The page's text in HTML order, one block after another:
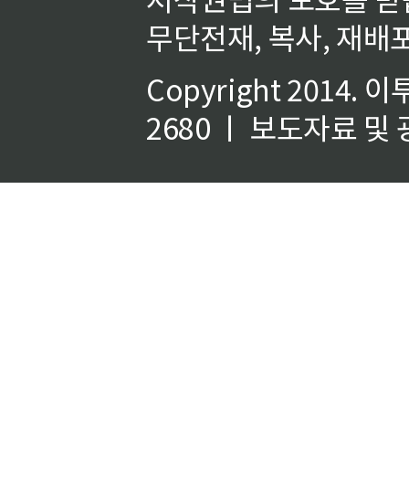
무단전재, 복사, 재배
Copyright 2014. 이
2680 ㅣ 보도자료